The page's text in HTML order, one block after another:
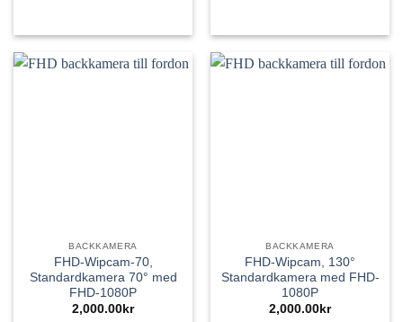
BACKKAMERA
FHD-Wipcam-70,
Standardkamera 70° med
FHD-1080P
2,000.00 kr
BACKKAMERA
FHD-Wipcam, 130°
Standardkamera med FHD-
1080P
2,000.00 kr